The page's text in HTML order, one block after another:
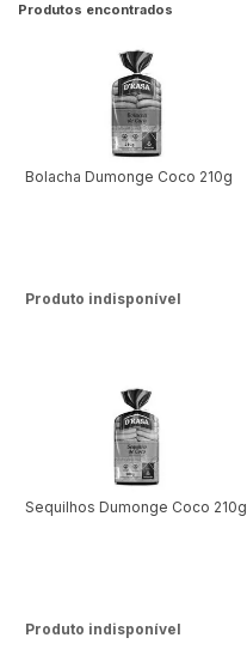
Produtos encontrados
Bolacha Dumonge Coco 210g
Produto indisponível
Sequilhos Dumonge Coco 210g
Produto indisponível